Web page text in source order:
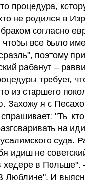
процедура,
не родился в
браком согласно
все было
поэтому
рабанут –
требует,
из старшего
Захожу я с
спрашивает: "Ты
на
суда.
идиш не
хедере в Польше".
Люблине". И